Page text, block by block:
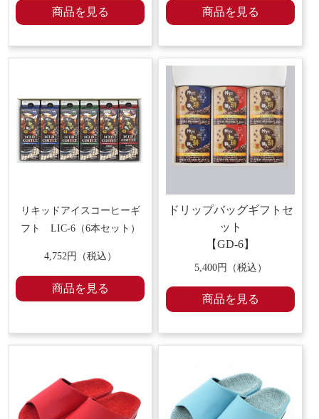
商品を見る 商品を見る
リキッドアイスコーヒーギ
フト LIC-6（6本セット）
4,752円（税込）
商品を見る
ドリップバッグギフトセ
ット
【GD-6】
5,400円（税込）
商品を見る